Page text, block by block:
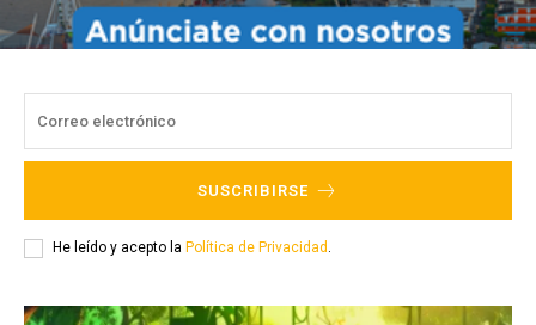
SUSCRIBIRSE
He leído y acepto la Política de Privacidad .